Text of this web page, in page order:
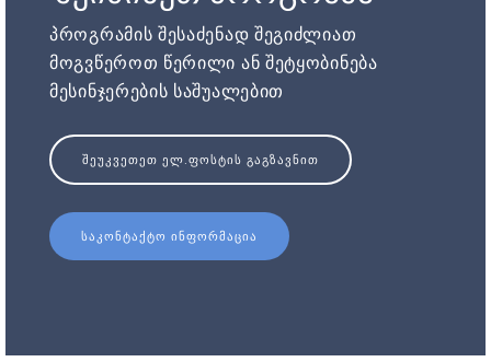
პროგრამის შესაძენად შეგიძლიათ
მოგვწეროთ წერილი ან შეტყობინება
მესინჯერების საშუალებით
ᲨᲔᲣᲙᲕᲔᲗᲔᲗ ᲔᲚ.ᲤᲝᲡᲢᲘᲡ ᲒᲐᲒᲖᲐᲕᲜᲘᲗ
ᲡᲐᲙᲝᲜᲢᲐᲥᲢᲝ ᲘᲜᲤᲝᲠᲛᲐᲪᲘᲐ